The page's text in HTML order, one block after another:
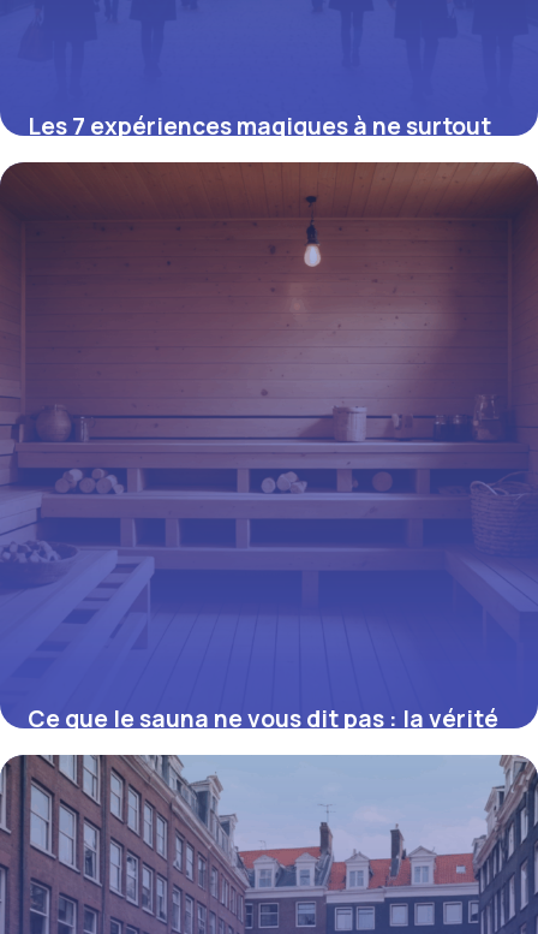
Les 7 expériences magiques à ne surtout
pas manquer à Paris pour un Noël
Ce que le sauna ne vous dit pas : la vérité
sur la perte de poids et la combustion des
calories
16 juin 2026